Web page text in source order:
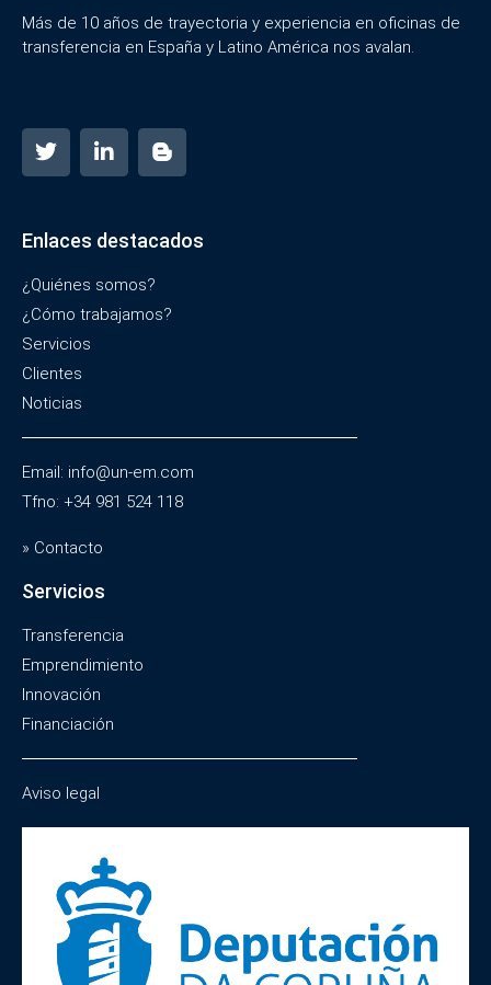
Más de 10 años de trayectoria y experiencia en oficinas de
transferencia en España y Latino América nos avalan.
Enlaces destacados
¿Quiénes somos?
¿Cómo trabajamos?
Servicios
Clientes
Noticias
Email: info@un-em.com
Tfno: +34 981 524 118
» Contacto
Servicios
Transferencia
Emprendimiento
Innovación
Financiación
Aviso legal